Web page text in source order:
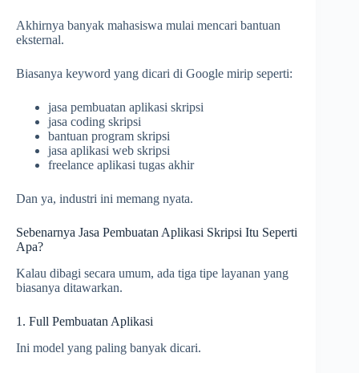
Akhirnya banyak mahasiswa mulai mencari bantuan
eksternal.
Biasanya keyword yang dicari di Google mirip seperti:
jasa pembuatan aplikasi skripsi
jasa coding skripsi
bantuan program skripsi
jasa aplikasi web skripsi
freelance aplikasi tugas akhir
Dan ya, industri ini memang nyata.
Sebenarnya Jasa Pembuatan Aplikasi Skripsi Itu Seperti
Apa?
Kalau dibagi secara umum, ada tiga tipe layanan yang
biasanya ditawarkan.
1. Full Pembuatan Aplikasi
Ini model yang paling banyak dicari.